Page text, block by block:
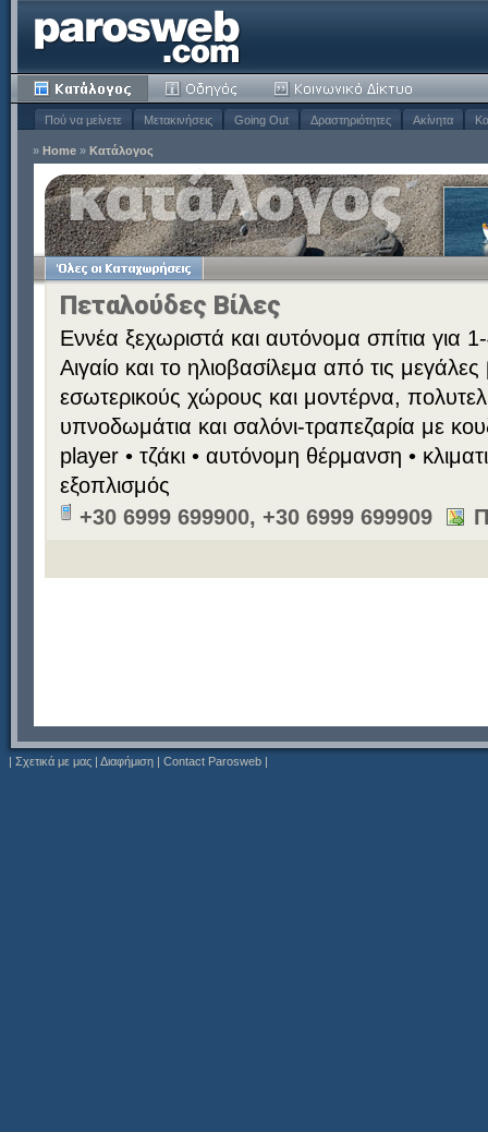
Πού να μείνετε Μετακινήσεις Going Out Δραστηριότητες Ακίνητα
» Home » Κατάλογος
Πεταλούδες Βίλες
Εννέα ξεχωριστά και αυτόνομα σπίτια για
Αιγαίο και το ηλιοβασίλεμα από τις
εσωτερικούς χώρους και μοντέρνα,
υπνοδωμάτια και σαλόνι-τραπεζαρία με
player • τζάκι • αυτόνομη θέρμανση •
εξοπλισμός
+30 6999 699900, +30 6999 699909
| Σχετικά με μας | Διαφήμιση | Contact Parosweb |